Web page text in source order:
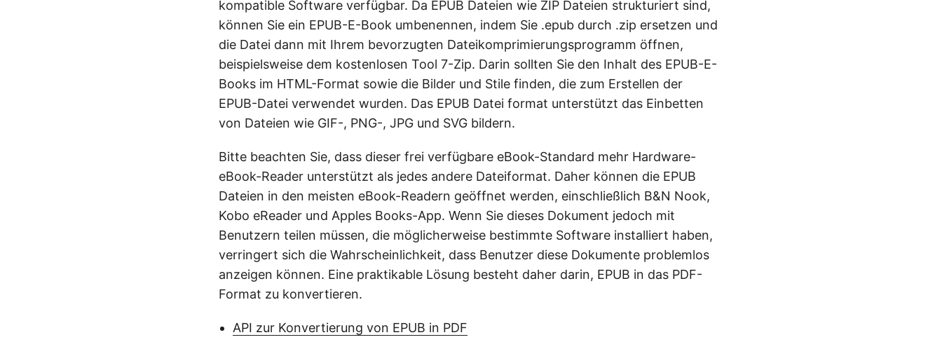
kompatible Software verfügbar. Da EPUB Dateien wie ZIP Dateien strukturiert sind,
können Sie ein EPUB-E-Book umbenennen, indem Sie .epub durch .zip ersetzen und
die Datei dann mit Ihrem bevorzugten Dateikomprimierungsprogramm öffnen,
beispielsweise dem kostenlosen Tool 7-Zip. Darin sollten Sie den Inhalt des EPUB-E-
Books im HTML-Format sowie die Bilder und Stile finden, die zum Erstellen der
EPUB-Datei verwendet wurden. Das EPUB Datei format unterstützt das Einbetten
von Dateien wie GIF-, PNG-, JPG und SVG bildern.
Bitte beachten Sie, dass dieser frei verfügbare eBook-Standard mehr Hardware-
eBook-Reader unterstützt als jedes andere Dateiformat. Daher können die EPUB
Dateien in den meisten eBook-Readern geöffnet werden, einschließlich B&N Nook,
Kobo eReader und Apples Books-App. Wenn Sie dieses Dokument jedoch mit
Benutzern teilen müssen, die möglicherweise bestimmte Software installiert haben,
verringert sich die Wahrscheinlichkeit, dass Benutzer diese Dokumente problemlos
anzeigen können. Eine praktikable Lösung besteht daher darin, EPUB in das PDF-
Format zu konvertieren.
API zur Konvertierung von EPUB in PDF